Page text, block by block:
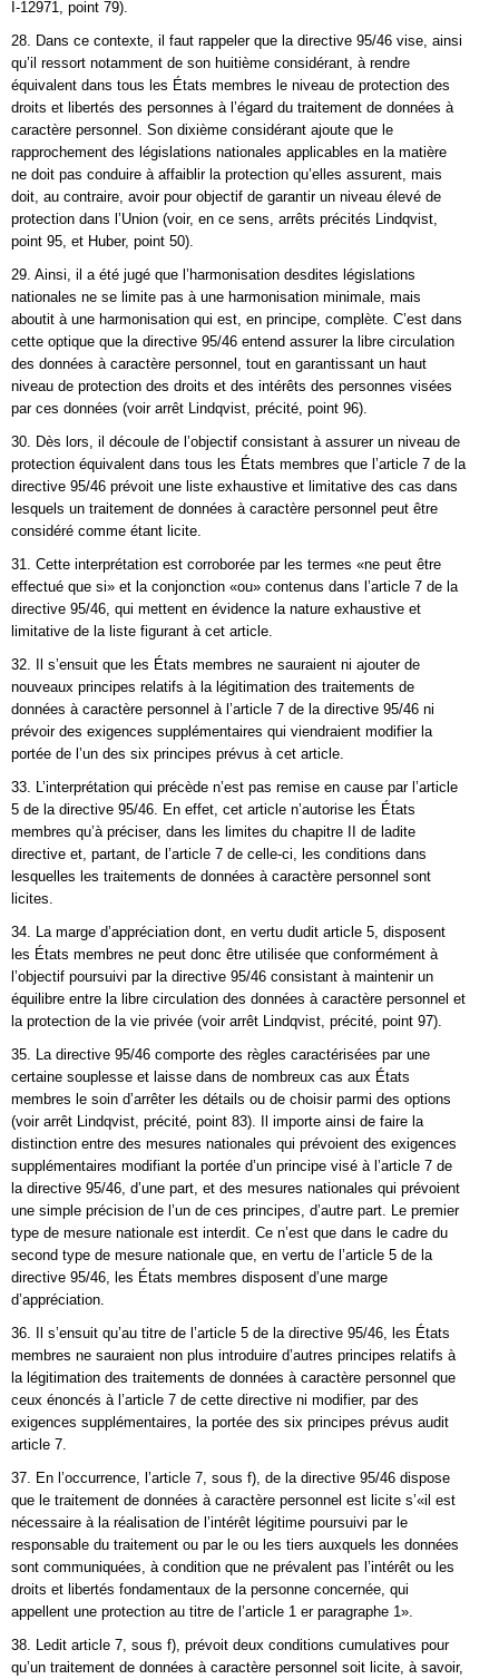
I‑12971, point 79).
28. Dans ce contexte, il faut rappeler que la directive 95/46 vise, ainsi
qu’il ressort notamment de son huitième considérant, à rendre
équivalent dans tous les États membres le niveau de protection des
droits et libertés des personnes à l’égard du traitement de données à
caractère personnel. Son dixième considérant ajoute que le
rapprochement des législations nationales applicables en la matière
ne doit pas conduire à affaiblir la protection qu’elles assurent, mais
doit, au contraire, avoir pour objectif de garantir un niveau élevé de
protection dans l’Union (voir, en ce sens, arrêts précités Lindqvist,
point 95, et Huber, point 50).
29. Ainsi, il a été jugé que l’harmonisation desdites législations
nationales ne se limite pas à une harmonisation minimale, mais
aboutit à une harmonisation qui est, en principe, complète. C’est dans
cette optique que la directive 95/46 entend assurer la libre circulation
des données à caractère personnel, tout en garantissant un haut
niveau de protection des droits et des intérêts des personnes visées
par ces données (voir arrêt Lindqvist, précité, point 96).
30. Dès lors, il découle de l’objectif consistant à assurer un niveau de
protection équivalent dans tous les États membres que l’article 7 de la
directive 95/46 prévoit une liste exhaustive et limitative des cas dans
lesquels un traitement de données à caractère personnel peut être
considéré comme étant licite.
31. Cette interprétation est corroborée par les termes «ne peut être
effectué que si» et la conjonction «ou» contenus dans l’article 7 de la
directive 95/46, qui mettent en évidence la nature exhaustive et
limitative de la liste figurant à cet article.
32. Il s’ensuit que les États membres ne sauraient ni ajouter de
nouveaux principes relatifs à la légitimation des traitements de
données à caractère personnel à l’article 7 de la directive 95/46 ni
prévoir des exigences supplémentaires qui viendraient modifier la
portée de l’un des six principes prévus à cet article.
33. L’interprétation qui précède n’est pas remise en cause par l’article
5 de la directive 95/46. En effet, cet article n’autorise les États
membres qu’à préciser, dans les limites du chapitre II de ladite
directive et, partant, de l’article 7 de celle-ci, les conditions dans
lesquelles les traitements de données à caractère personnel sont
licites.
34. La marge d’appréciation dont, en vertu dudit article 5, disposent
les États membres ne peut donc être utilisée que conformément à
l’objectif poursuivi par la directive 95/46 consistant à maintenir un
équilibre entre la libre circulation des données à caractère personnel et
la protection de la vie privée (voir arrêt Lindqvist, précité, point 97).
35. La directive 95/46 comporte des règles caractérisées par une
certaine souplesse et laisse dans de nombreux cas aux États
membres le soin d’arrêter les détails ou de choisir parmi des options
(voir arrêt Lindqvist, précité, point 83). Il importe ainsi de faire la
distinction entre des mesures nationales qui prévoient des exigences
supplémentaires modifiant la portée d’un principe visé à l’article 7 de
la directive 95/46, d’une part, et des mesures nationales qui prévoient
une simple précision de l’un de ces principes, d’autre part. Le premier
type de mesure nationale est interdit. Ce n’est que dans le cadre du
second type de mesure nationale que, en vertu de l’article 5 de la
directive 95/46, les États membres disposent d’une marge
d’appréciation.
36. Il s’ensuit qu’au titre de l’article 5 de la directive 95/46, les États
membres ne sauraient non plus introduire d’autres principes relatifs à
la légitimation des traitements de données à caractère personnel que
ceux énoncés à l’article 7 de cette directive ni modifier, par des
exigences supplémentaires, la portée des six principes prévus audit
article 7.
37. En l’occurrence, l’article 7, sous f), de la directive 95/46 dispose
que le traitement de données à caractère personnel est licite s’«il est
nécessaire à la réalisation de l’intérêt légitime poursuivi par le
responsable du traitement ou par le ou les tiers auxquels les données
sont communiquées, à condition que ne prévalent pas l’intérêt ou les
droits et libertés fondamentaux de la personne concernée, qui
appellent une protection au titre de l’article 1 er paragraphe 1».
38. Ledit article 7, sous f), prévoit deux conditions cumulatives pour
qu’un traitement de données à caractère personnel soit licite, à savoir,